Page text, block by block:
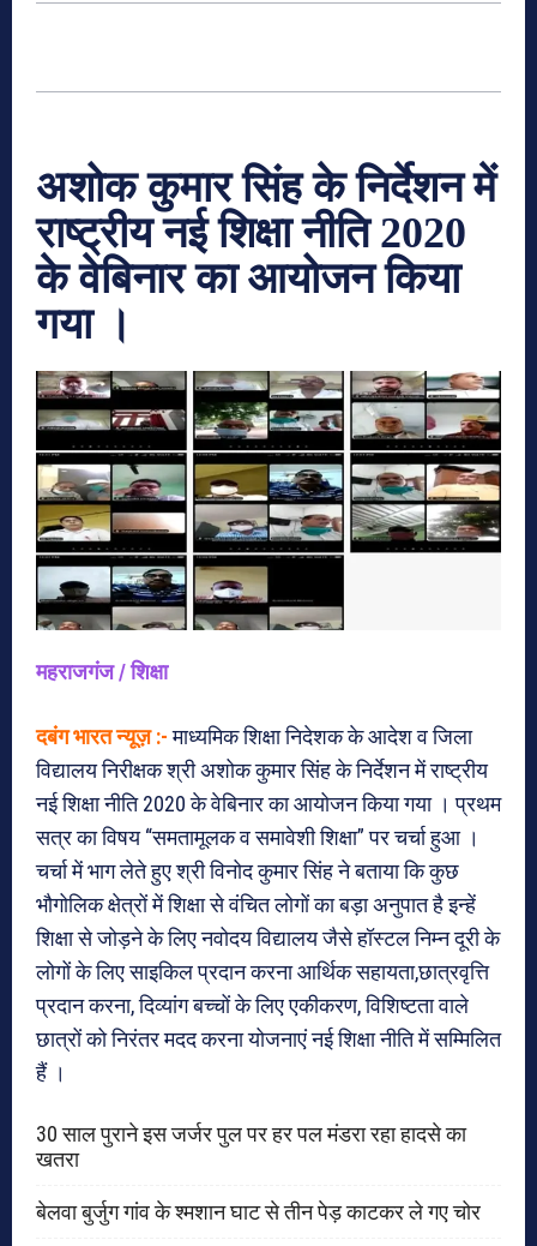
अशोक कुमार सिंह के निर्देशन में
राष्ट्रीय नई शिक्षा नीति 2020
के वेबिनार का आयोजन किया
गया ।
महराजगंज / शिक्षा
दबंग भारत न्यूज़ :-माध्यमिक शिक्षा निदेशक के आदेश व जिला
विद्यालय निरीक्षक श्री अशोक कुमार सिंह के निर्देशन में राष्ट्रीय
नई शिक्षा नीति 2020 के वेबिनार का आयोजन किया गया । प्रथम
सत्र का विषय “समतामूलक व समावेशी शिक्षा” पर चर्चा हुआ ।
चर्चा में भाग लेते हुए श्री विनोद कुमार सिंह ने बताया कि कुछ
भौगोलिक क्षेत्रों में शिक्षा से वंचित लोगों का बड़ा अनुपात है इन्हें
शिक्षा से जोड़ने के लिए नवोदय विद्यालय जैसे हॉस्टल निम्न दूरी के
लोगों के लिए साइकिल प्रदान करना आर्थिक सहायता,छात्रवृत्ति
प्रदान करना, दिव्यांग बच्चों के लिए एकीकरण, विशिष्टता वाले
छात्रों को निरंतर मदद करना योजनाएं नई शिक्षा नीति में सम्मिलित
हैं ।
30 साल पुराने इस जर्जर पुल पर हर पल मंडरा रहा हादसे का
खतरा
बेलवा बुर्जुग गांव के श्मशान घाट से तीन पेड़ काटकर ले गए चोर